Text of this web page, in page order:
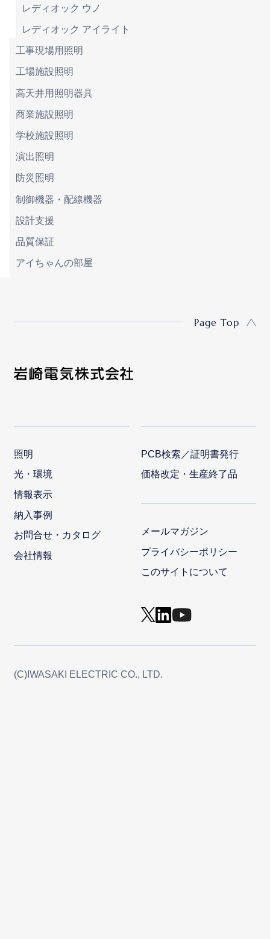
レディオック ウノ
レディオック アイライト
工事現場用照明
工場施設照明
高天井用照明器具
商業施設照明
学校施設照明
演出照明
防災照明
制御機器・配線機器
設計支援
品質保証
アイちゃんの部屋
Page Top
照明
光・環境
情報表示
納入事例
お問合せ・カタログ
会社情報
PCB検索／証明書発行
価格改定・生産終了品
メールマガジン
プライバシーポリシー
このサイトについて
(C)IWASAKI ELECTRIC CO., LTD.